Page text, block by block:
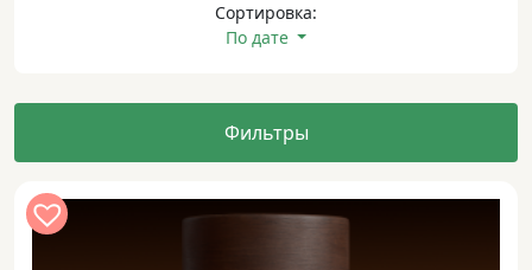
Сортировка:
По дате
Фильтры